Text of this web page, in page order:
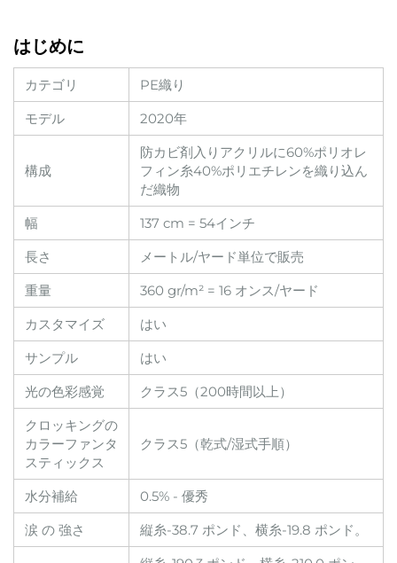
はじめに
カテゴリ
PE織り
モデル
2020年
構成
防カビ剤入りアクリルに60%ポリオレ
フィン糸40%ポリエチレンを織り込ん
だ織物
幅
137 cm = 54インチ
長さ
メートル/ヤード単位で販売
重量
360 gr/m² = 16 オンス/ヤード
カスタマイズ
はい
サンプル
はい
光の色彩感覚
クラス5（200時間以上）
クロッキングの
カラーファンタ
スティックス
クラス5（乾式/湿式手順）
水分補給
0.5% - 優秀
涙 の 強さ
縦糸-38.7 ポンド、横糸-19.8 ポンド。